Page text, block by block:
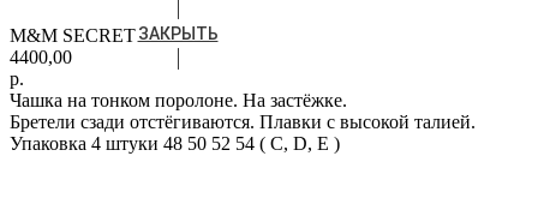
ЗАКРЫТЬ
M&M SECRET
4400,00
р.
Чашка на тонком поролоне. На застёжке.
Бретели сзади отстёгиваются. Плавки с высокой талией.
Упаковка 4 штуки 48 50 52 54 ( С, D, Е )